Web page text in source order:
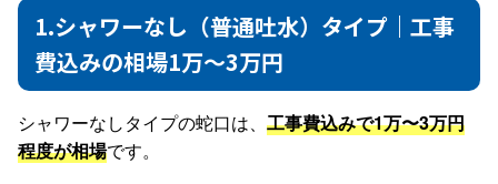
1.シャワーなし（普通吐水）タイプ｜工事
費込みの相場1万〜3万円
シャワーなしタイプの蛇口は、 工事費込みで1万〜3万円
程度が相場です。